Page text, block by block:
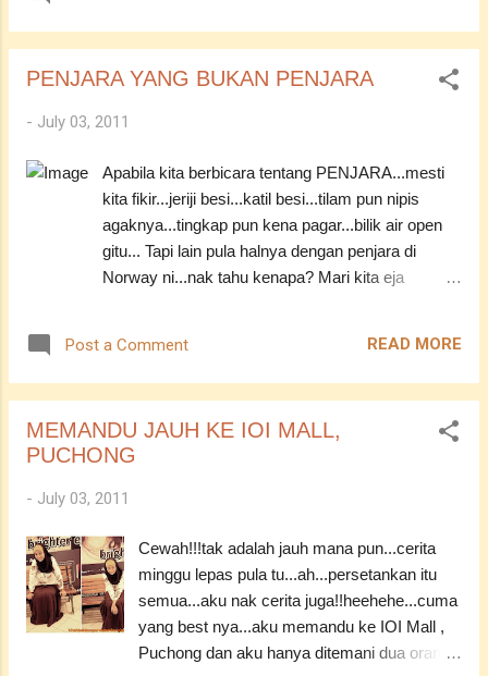
...
dalam diari Bagailah kasih Hati ke hati
bersemadi Segala senyumanmu mengusikku
merdu Chorus Luar biasa Landah senja suria
berganti Natijah rasa dizahiri Bagai dimensi
dan hipokrasi berselari Segala senyumanmu
mengusikku Oh mengapa Tak terhidu
Kucupanmu berlagu merdu Ulang Chorus
Tanpa kata Tanpa rela Biarkannya Jatuh ke
nyata di matanya Lalu menusukku Luar biasa
-----------...
PENJARA YANG BUKAN PENJARA
- July 03, 2011
Apabila kita berbicara tentang PENJARA...mesti
kita fikir...jeriji besi...katil besi...tilam pun nipis
agaknya...tingkap pun kena pagar...bilik air open
gitu... Tapi lain pula halnya dengan penjara di
Norway ni...nak tahu kenapa? Mari kita eja
paling mewah di dunia kerana ia dilengkapi bilik air
dan tingkap tanpa jeriji besi serta mempunyai
sebuah akhbar semalam. Pembinaan penjara
bernilai AS$ 22.2 juta (RM71.1 juta) itu mengambil
dunia untuk 252 penghuninya. Menurut beberapa
pegawai penjara itu, setiap penghuni disediakan
sebuah bilik persendirian lengkap dengan peti
sejuk mini, televisyen skrin rata, sebuah bilik air
mewah dan tingkap tanpa jeriji besi. Arkitek
Post a Comment READ MORE
MEMANDU JAUH KE IOI MALL,
PUCHONG
- July 03, 2011
Cewah!!!tak adalah jauh mana pun...cerita
minggu lepas pula tu...ah...persetankan itu
semua...aku nak cerita juga!!heehehe...cuma
yang best nya...aku memandu ke IOI Mall ,
Puchong dan aku hanya ditemani dua orang